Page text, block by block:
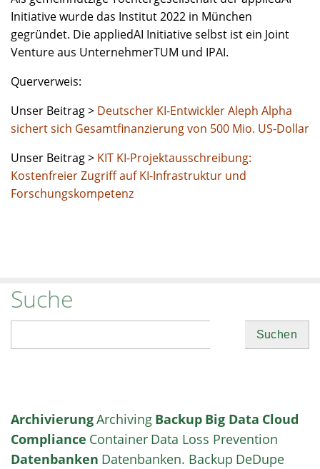
Initiative wurde das Institut 2022 in München
gegründet. Die appliedAI Initiative selbst ist ein Joint
Venture aus UnternehmerTUM und IPAI.
Querverweis:
Unser Beitrag > Deutscher KI-Entwickler Aleph Alpha
sichert sich Gesamtfinanzierung von 500 Mio. US-Dollar
Unser Beitrag > KIT KI-Projektausschreibung:
Kostenfreier Zugriff auf KI-Infrastruktur und
Forschungskompetenz
Suche
ArchivierungArchiving Backup Big Data Cloud
Compliance Container Data Loss Prevention
Datenbanken Datenbanken. Backup DeDupe